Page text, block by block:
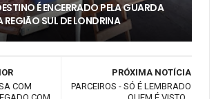
É ENCERRADO PELA GUARDA
REGIÃO SUL DE LONDRINA
PRÓXIMA NOTÍCIA
PARCEIROS - SÓ É LEMBRADO
COM